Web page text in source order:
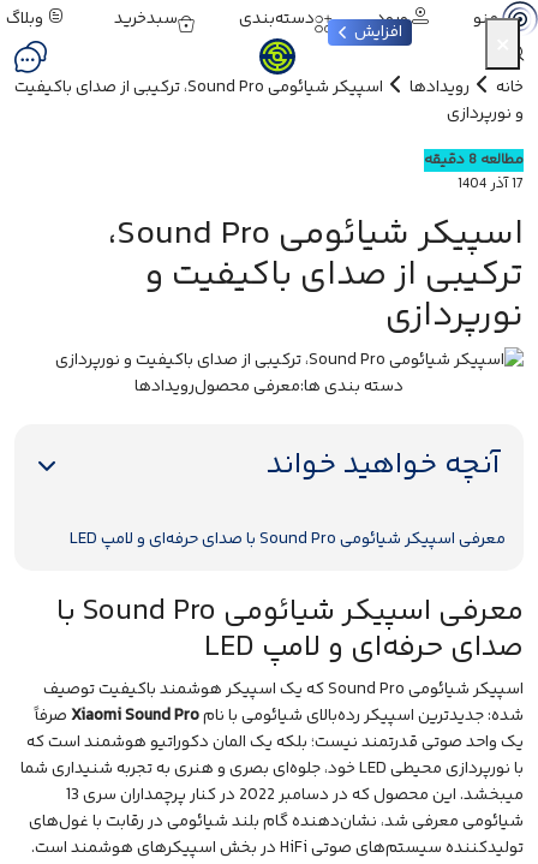
منو ورود دسته‌بندی سبدخرید وبلاگ
خانه رویدادها
اسپیکر شیائومی Sound Pro، ترکیبی از صدای باکیفیت
و نورپردازی
مطالعه 8 دقیقه
17 آذر 1404
اسپیکر شیائومی Sound Pro،
ترکیبی از صدای باکیفیت و
نورپردازی
دسته بندی ها:معرفی محصولرویدادها
آنچه خواهید خواند
معرفی اسپیکر شیائومی Sound Pro با صدای حرفه‌ای و لامپ LED
معرفی اسپیکر شیائومی Sound Pro با
صدای حرفه‌ای و لامپ LED
اسپیکر شیائومی Sound Pro که یک اسپیکر هوشمند باکیفیت توصیف
شده: جدیدتریناسپیکررده‌بالای شیائومی با نامXiaomi Sound Proصرفاً
یک واحد صوتی قدرتمند نیست؛ بلکه یک المان دکوراتیو هوشمند است که
بانورپردازی
محیطی LED خود، جلوه‌ای بصری و هنری به تجربه شنیداری شما
میبخشد. این محصول که در دسامبر 2022 در کنار پرچمداران سری 13
شیائومی معرفی شد، نشان‌دهنده گام بلند شیائومی در رقابت با غول‌های
تولیدکننده سیستم‌های صوتی HiFi در بخش اسپیکرهای هوشمند است.
افزایش